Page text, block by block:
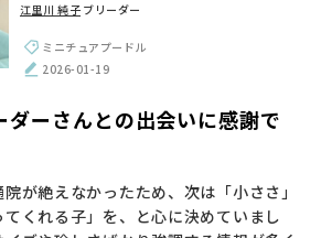
がとうございました。
しゃるので、「どうやっていいブリー
いんだろう？」というのが一番の悩み
手サイトものぞいてみたのですが、サ
さんで探そうと思いまし
江里川 純子 ブリーダー
ミニチュアプードル
2026-01-19
ダーさんとの出会いに感謝で
が絶えなかったため、次は「小ささ」
くれる子」を、と心に決めていまし